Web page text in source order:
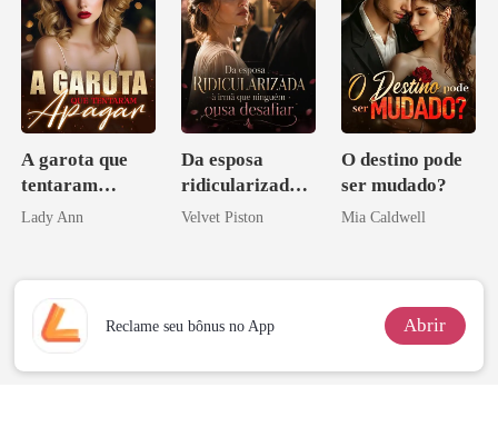
A garota que
tentaram
apagar
Lady Ann
Da esposa
ridicularizada à
irmã que
Velvet Piston
O destino pode
ser mudado?
Mia Caldwell
Reclame seu bônus no App Abrir